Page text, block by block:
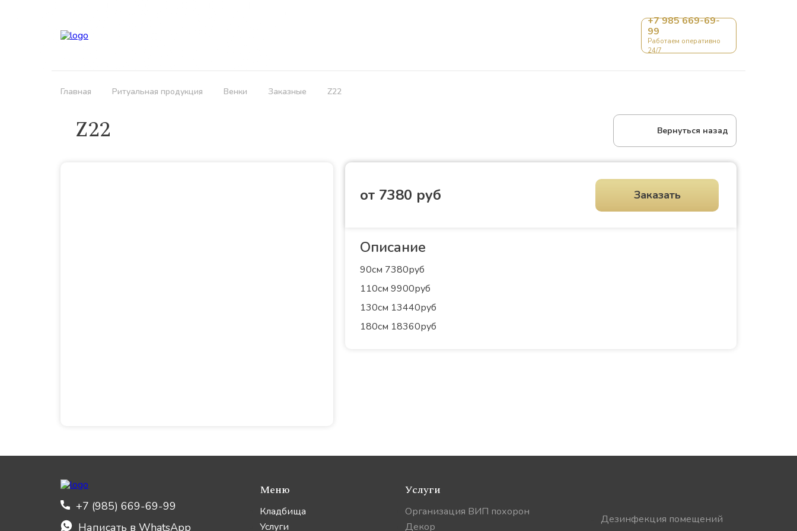
+7 985 669-69-
99
Работаем оперативно
24/7
Главная Ритуальная продукция Венки Заказные Z22
Z22 Вернуться назад
от 7380 руб Заказать
Описание
90см 7380руб
110см 9900руб
130см 13440руб
180см 18360руб
+7 (985) 669-69-99
Написать в WhatsApp
Меню
Кладбища
Услуги
Услуги
Организация ВИП похорон
Декор
Дезинфекция помещений